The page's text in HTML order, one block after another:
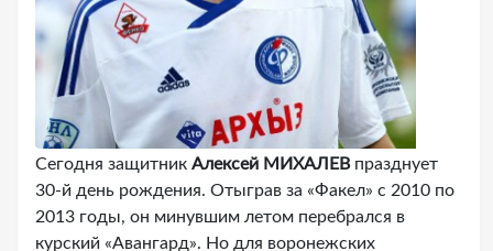
Сегодня защитник Алексей МИХАЛЕВпразднует
30-й день рождения. Отыграв за «Факел» с 2010 по
2013 годы, он минувшим летом перебрался в
курский «Авангард». Но для воронежских